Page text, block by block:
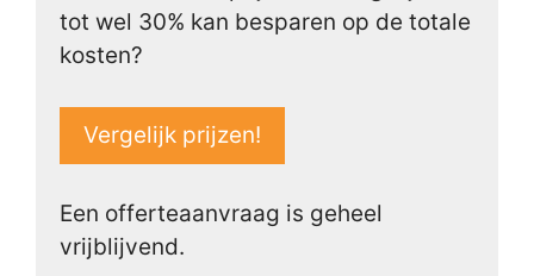
tot wel 30% kan besparen op de totale
kosten?
Vergelijk prijzen!
Een offerteaanvraag is geheel
vrijblijvend.